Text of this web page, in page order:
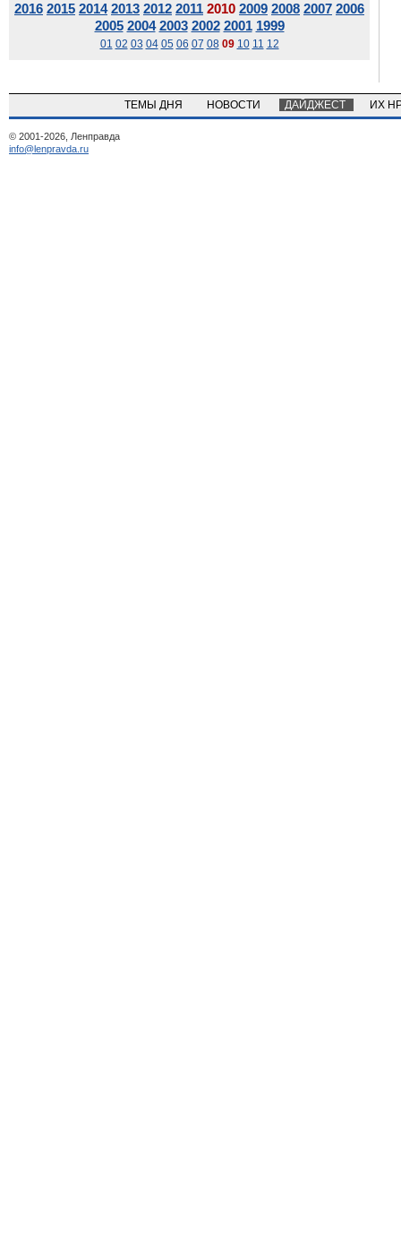
2016 2015 2014 2013 2012 2011 2010 2009 2008 2007 2006
2005 2004 2003 2002 2001 1999
01 02 03 04 05 06 07 08 09 10 11 12
ТЕМЫ ДНЯ НОВОСТИ ДАЙДЖЕСТ ИХ
© 2001-2026, Ленправда
info@lenpravda.ru